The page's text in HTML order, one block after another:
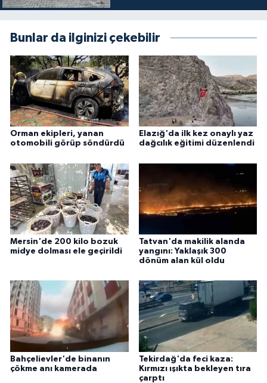
Bunlar da ilginizi çekebilir
Orman ekipleri, yanan
otomobili görüp söndürdü
Elazığ'da ilk kez onaylı yaz
dağcılık eğitimi düzenlendi
Mersin'de 200 kilo bozuk
midye dolması ele geçirildi
Tatvan'da makilik alanda
yangını: Yaklaşık 300
dönüm alan kül oldu
Bahçelievler'de binanın
çökme anı kamerada
Tekirdağ'da feci kaza:
Kırmızı ışıkta bekleyen tıra
çarptı